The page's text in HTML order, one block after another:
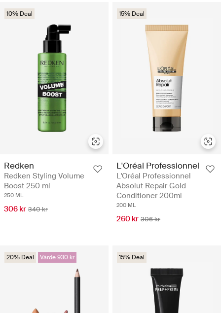
10% Deal
Redken
Redken Styling Volume
Boost 250 ml
250 ML
306 kr 340 kr
15% Deal
L'Oréal Professionnel
L'Oréal Professionnel
Absolut Repair Gold
Conditioner 200ml
200 ML
260 kr 306 kr
20% Deal Värde 930 kr 15% Deal